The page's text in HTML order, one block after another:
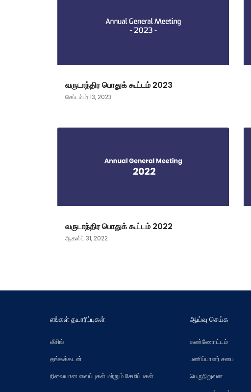
வருடாந்திர பொதுக் கூட்டம் 2023
செப்டம்பர் 13, 2023
வருடாந்திர பொதுக் கூட்டம் 2022
ஆகஸ்ட் 31, 2022
எங்கள் தயாரிப்புகள்
லீசிங்
தங்கக்கடன்
நிலையான வைப்புகள் மற்றும் சேமிப்பகள்
ஆய்வு செய்க
கண்ணோட்டம்
பணிப்பாளர் சபை
பெருநிறுவன